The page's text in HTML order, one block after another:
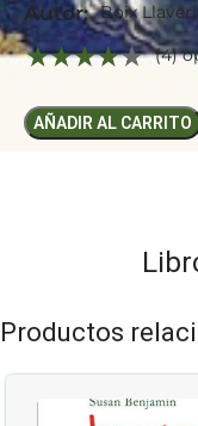
Autor: Boix
(4)
AÑADIR AL CARRITO
Productos